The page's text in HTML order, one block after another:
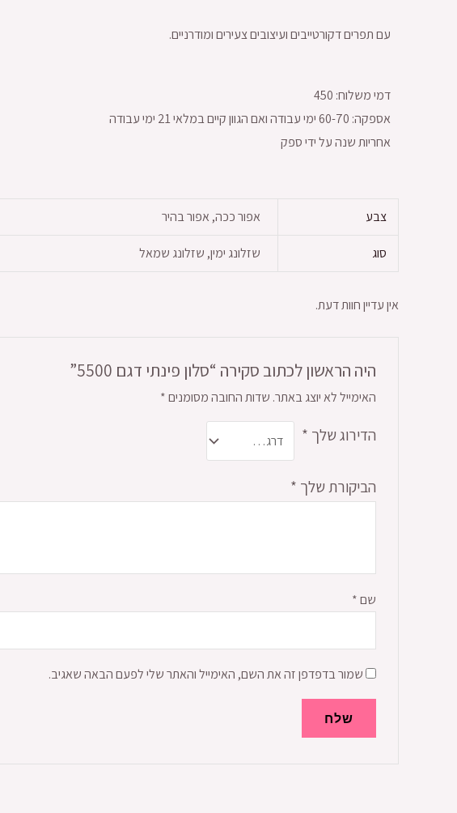
עם תפרים דקורטייבים ועיצובים צעירים ומודרניים.
דמי משלוח: 450
אספקה: 60-70 ימי עבודה ואם הגוון קיים במלאי 21 ימי עבודה
אחריות שנה על ידי ספק
צבע אפור ככה, אפור בהיר
סוג שזלונג ימין, שזלונג שמאל
אין עדיין חוות דעת.
היה הראשון לכתוב סקירה “סלון פינתי דגם 5500”
האימייל לא יוצג באתר. שדות החובה מסומנים*
הדירוג שלך *
הביקורת שלך *
שם*
שמור בדפדפן זה את השם, האימייל והאתר שלי לפעם הבאה שאגיב.